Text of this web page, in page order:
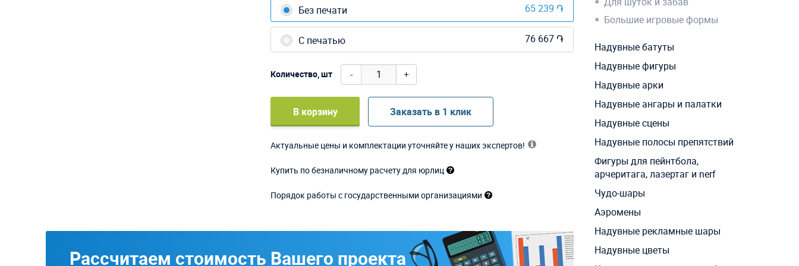
Без печати 65 239 ֏
С печатью 76 667 ֏
Количество, шт - +
В корзину Заказать в 1 клик
Актуальные цены и комплектации уточняйте у наших экспертов!
Купить по безналичному расчету для юрлиц
Порядок работы с государственными организациями
Рассчитаем стоимость Вашего проекта
Большие игровые формы
Надувные батуты
Надувные фигуры
Надувные арки
Надувные ангары и палатки
Надувные сцены
Надувные полосы препятствий
Фигуры для пейнтбола,
арчеритага, лазертаг и nerf
Чудо-шары
Аэромены
Надувные рекламные шары
Надувные цветы